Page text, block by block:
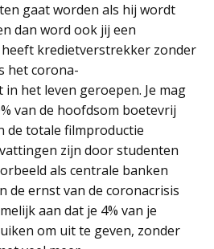
gaat worden als hij wordt
dan word ook jij een
heeft kredietverstrekker zonder
het corona-
het leven geroepen. Je mag
van de hoofdsom boetevrij
de totale filmproductie
zijn door studenten
als centrale banken
de ernst van de coronacrisis
aan dat je 4% van je
om uit te geven, zonder